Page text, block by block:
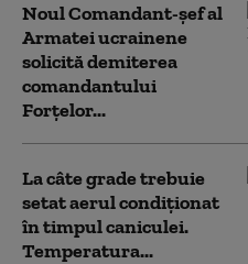
Noul Comandant-șef al
Armatei ucrainene
solicită demiterea
comandantului
Forțelor...
La câte grade trebuie
setat aerul condiționat
în timpul caniculei.
Temperatura...